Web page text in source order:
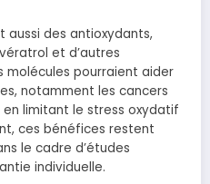
aussi des antioxydants,
et d’autres
molécules pourraient aider
notamment les cancers
limitant le stress oxydatif
ces bénéfices restent
le cadre d’études
individuelle.